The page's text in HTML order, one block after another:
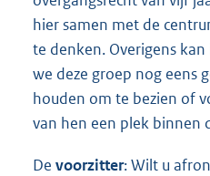
hier samen met de
te denken. Overigens
we deze groep nog eens
houden om te bezien of
van hen een plek binnen
De voorzitter: Wilt u